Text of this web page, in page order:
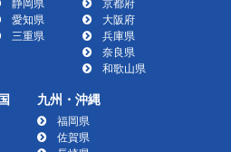
静岡県
愛知県
三重県
京都府
大阪府
兵庫県
奈良県
和歌山県
九州・沖縄
福岡県
佐賀県